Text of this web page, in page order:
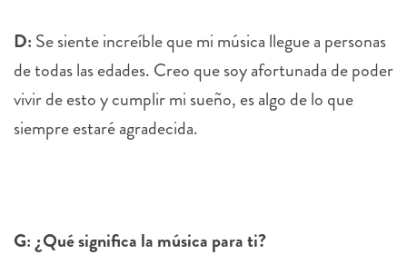
D: Se siente increíble que mi música llegue a personas
de todas las edades. Creo que soy afortunada de poder
vivir de esto y cumplir mi sueño, es algo de lo que
siempre estaré agradecida.
G: ¿Qué significa la música para ti?